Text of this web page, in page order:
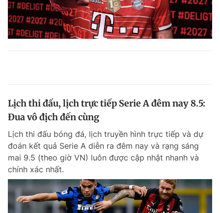
Lịch thi đấu, lịch trực tiếp Serie A đêm nay 8.5:
Đua vô địch đến cùng
Lịch thi đấu bóng đá, lịch truyền hình trực tiếp và dự
đoán kết quả Serie A diễn ra đêm nay và rạng sáng
mai 9.5 (theo giờ VN) luôn được cập nhật nhanh và
chính xác nhất.